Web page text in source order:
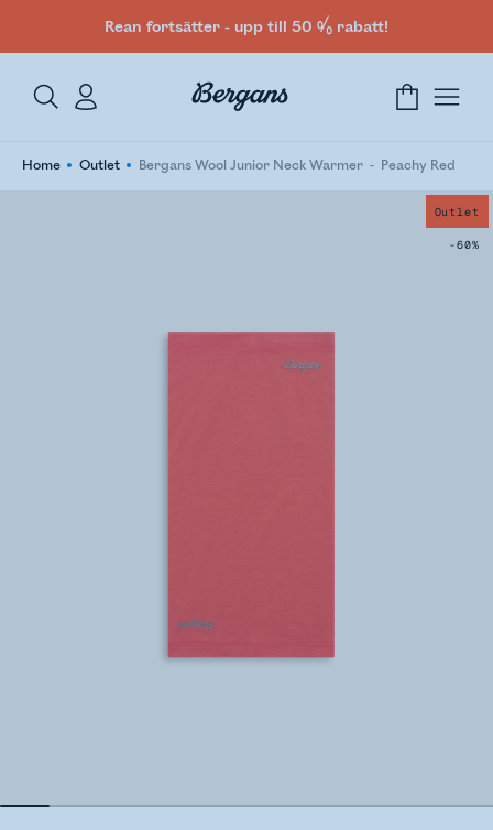
Rean fortsätter - upp till 50 % rabatt!
Home Outlet Bergans Wool Junior Neck Warmer Peachy Red
Outlet
-60%